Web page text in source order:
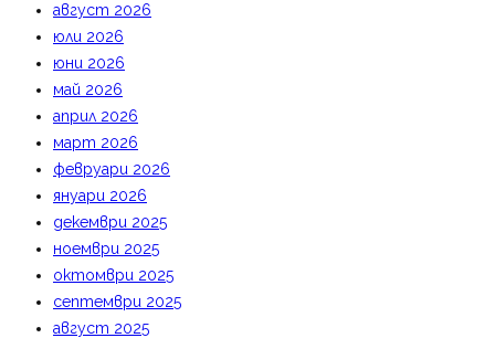
август 2026
юли 2026
юни 2026
май 2026
април 2026
март 2026
февруари 2026
януари 2026
декември 2025
ноември 2025
октомври 2025
септември 2025
август 2025